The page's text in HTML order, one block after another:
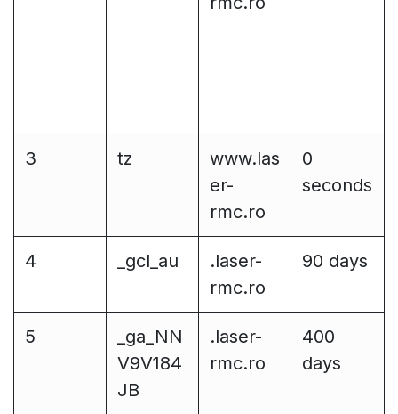
3 tz
www.las
er-
rmc.ro
0
seconds
4 _gcl_au
.laser-
rmc.ro
90 days
5
_ga_NN
V9V184
JB
.laser-
rmc.ro
400
days